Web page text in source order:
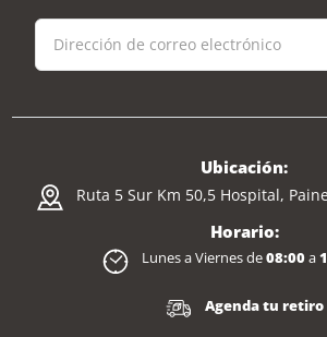
Ubicación:
Ruta 5 Sur Km 50,5 Hospital,
Horario:
Lunes a Viernes de08:00a
Agenda tu retiro